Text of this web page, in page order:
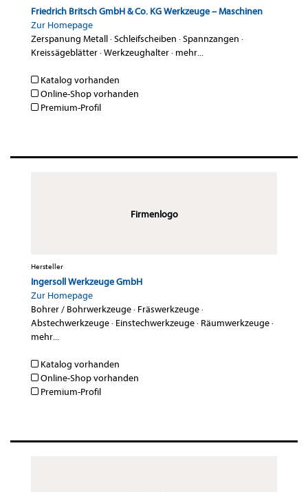
Friedrich Britsch GmbH & Co. KG Werkzeuge – Maschinen
Zur Homepage
Zerspanung Metall·Schleifscheiben ·Spannzangen ·
Kreissägeblätter·Werkzeughalter· mehr...
Katalog vorhanden
Online-Shop vorhanden
Premium-Profil
Firmenlogo
Hersteller
Ingersoll Werkzeuge GmbH
Zur Homepage
Bohrer / Bohrwerkzeuge· Fräswerkzeuge·
Abstechwerkzeuge· Einstechwerkzeuge· Räumwerkzeuge·
mehr...
Katalog vorhanden
Online-Shop vorhanden
Premium-Profil